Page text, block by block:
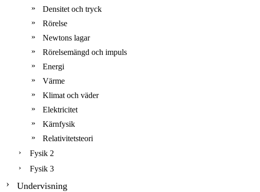
Densitet och tryck
Rörelse
Newtons lagar
Rörelsemängd och impuls
Energi
Värme
Klimat och väder
Elektricitet
Kärnfysik
Relativitetsteori
Fysik 2
Fysik 3
Undervisning